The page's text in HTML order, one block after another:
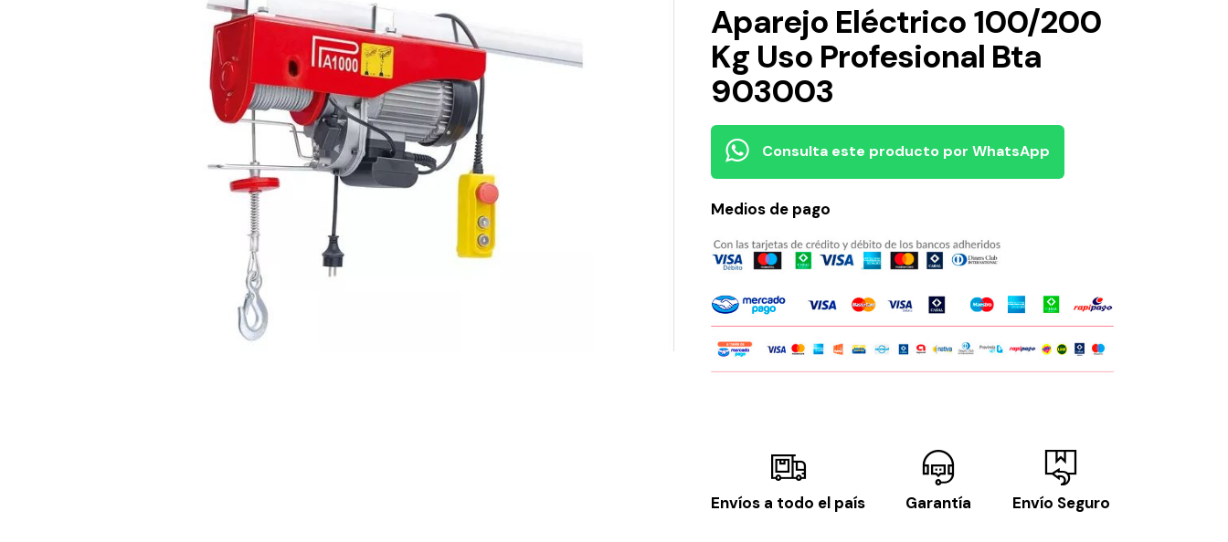
Aparejo Eléctrico 100/200
Kg Uso Profesional Bta
903003
Consulta este producto por WhatsApp
Medios de pago
Envíos a todo el país Garantía Envío Seguro